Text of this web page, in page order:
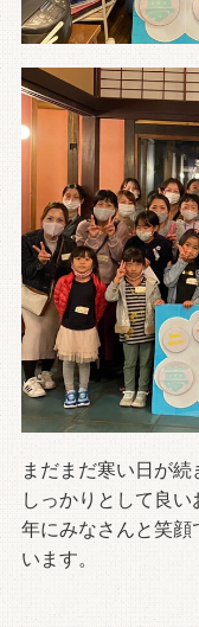
まだまだ寒い日が
しっかりとして良
年にみなさんと笑顔
います。